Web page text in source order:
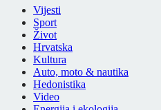
Vijesti
Sport
Život
Hrvatska
Kultura
Auto, moto & nautika
Hedonistika
Video